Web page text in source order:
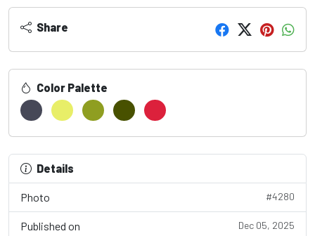
Share
Color Palette
Details
Photo #4280
Published on Dec 05, 2025